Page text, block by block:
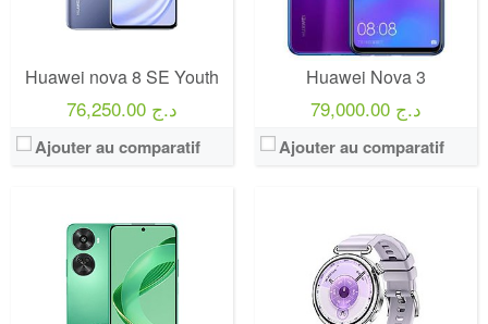
Huawei nova 8 SE Youth
76,250.00 د.ج
Ajouter au comparatif
Huawei Nova 3
79,000.00 د.ج
Ajouter au comparatif